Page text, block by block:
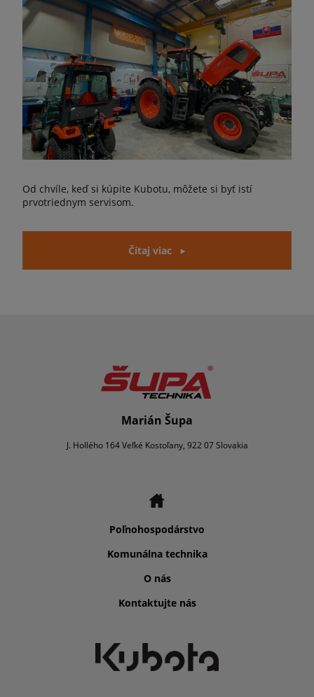
Od chvíle, keď si kúpite Kubotu, môžete si byť istí
prvotriednym servisom.
Čítaj viac
Marián Šupa
J. Hollého 164 Veľké Kostoľany, 922 07 Slovakia
Poľnohospodárstvo
Komunálna technika
O nás
Kontaktujte nás